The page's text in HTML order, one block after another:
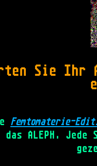
Sie Ihr
Femtomaterie-
ALEPH.